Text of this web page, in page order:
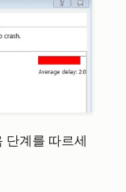
계를 따르세